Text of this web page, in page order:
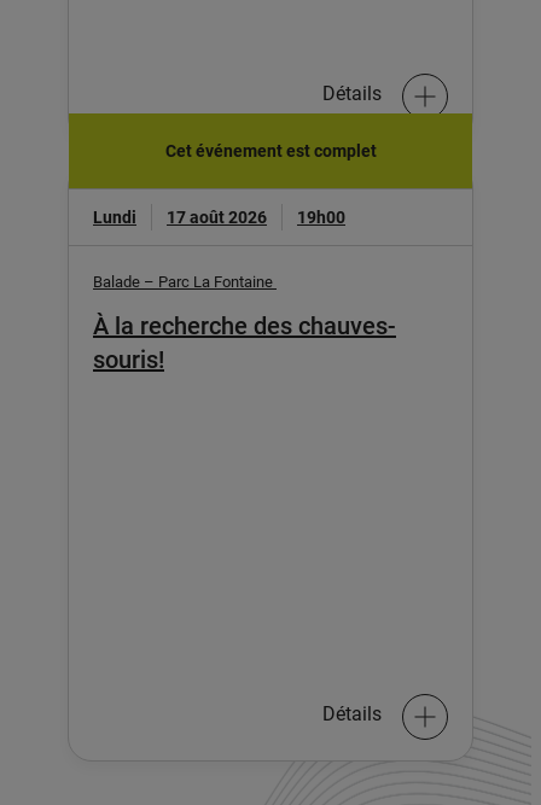
Détails
Cet événement est complet
Lundi 17 août 2026 19h00
Balade – Parc La Fontaine
À la recherche des chauves-
souris!
Détails